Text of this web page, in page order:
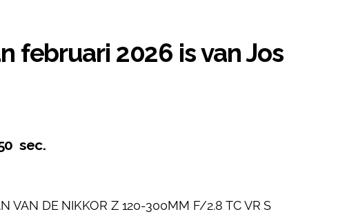
februari 2026 is van Jos
sec.
VAN DE NIKKOR Z 120-300MM F/2.8 TC VR S